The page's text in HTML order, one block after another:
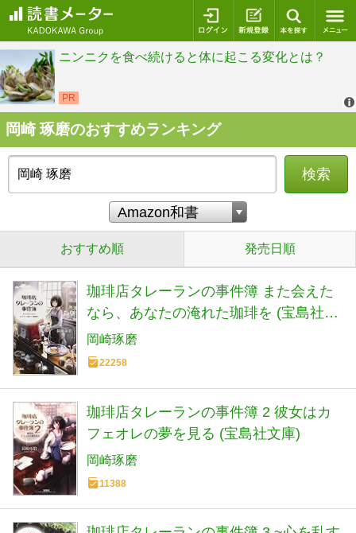
ログイン 新規登録
岡崎 琢磨のおすすめランキング
検索
おすすめ順 発売日順
珈琲店タレーランの事件簿 また会えた
なら、あなたの淹れた珈琲を (宝島社文
庫 『このミス』大賞シリーズ)
岡崎琢磨
22258
珈琲店タレーランの事件簿 2 彼女はカ
フェオレの夢を見る (宝島社文庫)
岡崎琢磨
11388